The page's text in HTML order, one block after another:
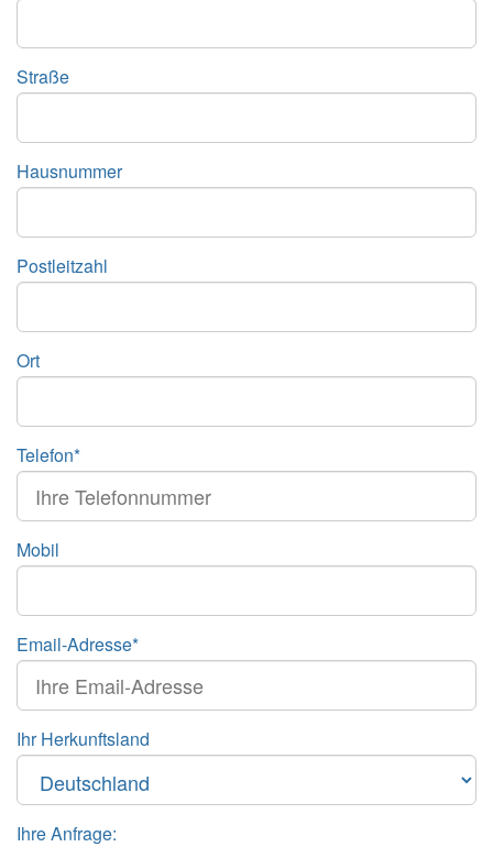
Straße
Hausnummer
Postleitzahl
Ort
Telefon*
Mobil
Email-Adresse*
Ihr Herkunftsland
Ihre Anfrage: